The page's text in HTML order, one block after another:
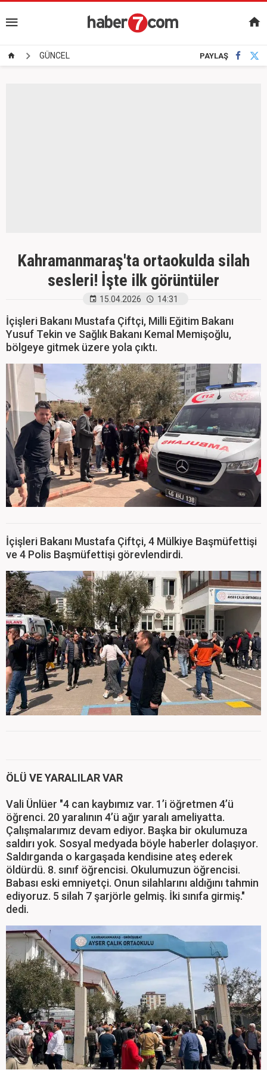
GÜNCEL PAYLAŞ
Kahramanmaraş'ta ortaokulda silah
sesleri! İşte ilk görüntüler
15.04.2026 14:31
İçişleri Bakanı Mustafa Çiftçi, Milli Eğitim Bakanı
Yusuf Tekin ve Sağlık Bakanı Kemal Memişoğlu,
bölgeye gitmek üzere yola çıktı.
İçişleri Bakanı Mustafa Çiftçi, 4 Mülkiye Başmüfettişi
ve 4 Polis Başmüfettişi görevlendirdi.
ÖLÜ VE YARALILAR VAR
Vali Ünlüer "4 can kaybımız var. 1’i öğretmen 4’ü
öğrenci. 20 yaralının 4’ü ağır yaralı ameliyatta.
Çalışmalarımız devam ediyor. Başka bir okulumuza
saldırı yok. Sosyal medyada böyle haberler dolaşıyor.
Saldırganda o kargaşada kendisine ateş ederek
öldürdü. 8. sınıf öğrencisi. Okulumuzun öğrencisi.
Babası eski emniyetçi. Onun silahlarını aldığını tahmin
ediyoruz. 5 silah 7 şarjörle gelmiş. İki sınıfa girmiş."
dedi.